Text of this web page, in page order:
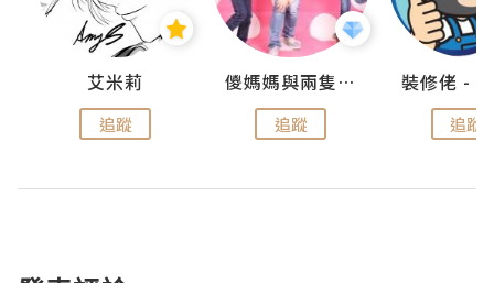
艾米莉
追蹤
儍媽媽與兩隻小魔怪之家
追蹤 追蹤